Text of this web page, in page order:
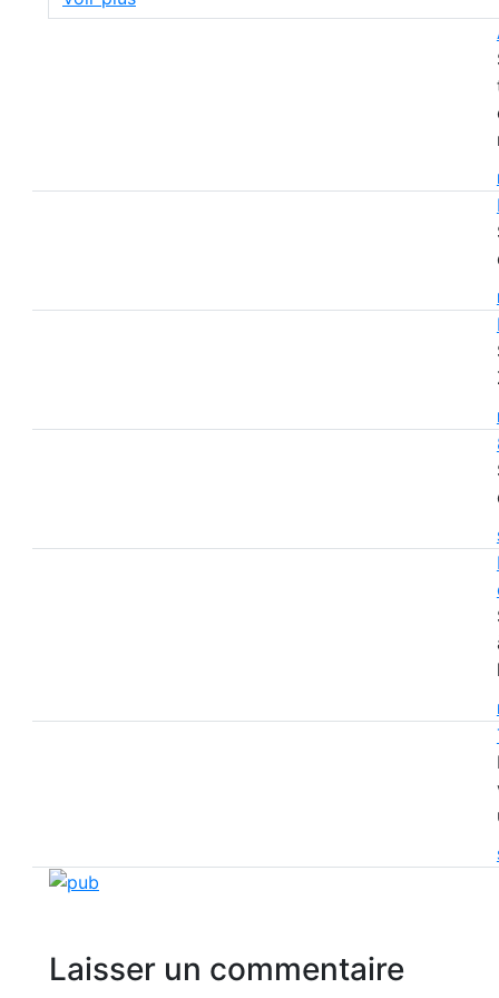
Laisser un commentaire